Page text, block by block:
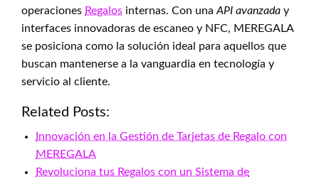
operaciones Regalos internas. Con una API avanzada y
interfaces innovadoras de escaneo y NFC, MEREGALA
se posiciona como la solución ideal para aquellos que
buscan mantenerse a la vanguardia en tecnología y
servicio al cliente.
Related Posts:
Innovación en la Gestión de Tarjetas de Regalo con
MEREGALA
Revoluciona tus Regalos con un Sistema de